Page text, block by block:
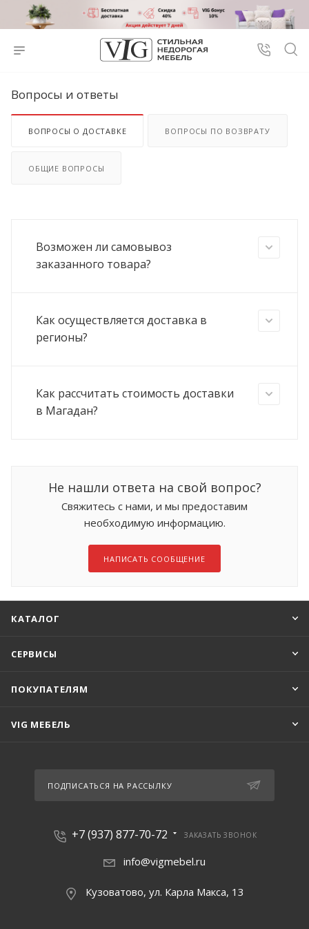
Вопросы и ответы
ВОПРОСЫ О ДОСТАВКЕ ВОПРОСЫ ПО ВОЗВРАТУ
ОБЩИЕ ВОПРОСЫ
Возможен ли самовывоз
заказанного товара?
Как осуществляется доставка в
регионы?
Как рассчитать стоимость доставки
в Магадан?
Не нашли ответа на свой вопрос?
Свяжитесь с нами, и мы предоставим
необходимую информацию.
НАПИСАТЬ СООБЩЕНИЕ
КАТАЛОГ
СЕРВИСЫ
ПОКУПАТЕЛЯМ
VIG МЕБЕЛЬ
ПОДПИСАТЬСЯ НА РАССЫЛКУ
+7 (937) 877-70-72 ЗАКАЗАТЬ ЗВОНОК
info@vigmebel.ru
Кузоватово, ул. Карла Макса, 13